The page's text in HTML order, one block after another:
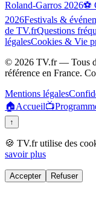
Roland-Garros 2026⚽
2026Festivals &
de TV.frQuestions
légalesCookies & Vie
© 2026 TV.fr — Tous
référence en France.
Mentions légales
🏠Accueil📺
↑
🍪 TV.fr utilise des
savoir plus
Accepter Refuser